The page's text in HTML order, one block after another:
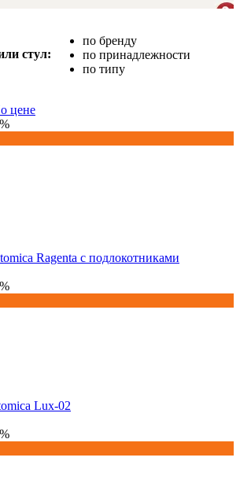
стул:
по бренду
по принадлежности
по типу
цене
Ragenta с подлокотниками
Lux-02